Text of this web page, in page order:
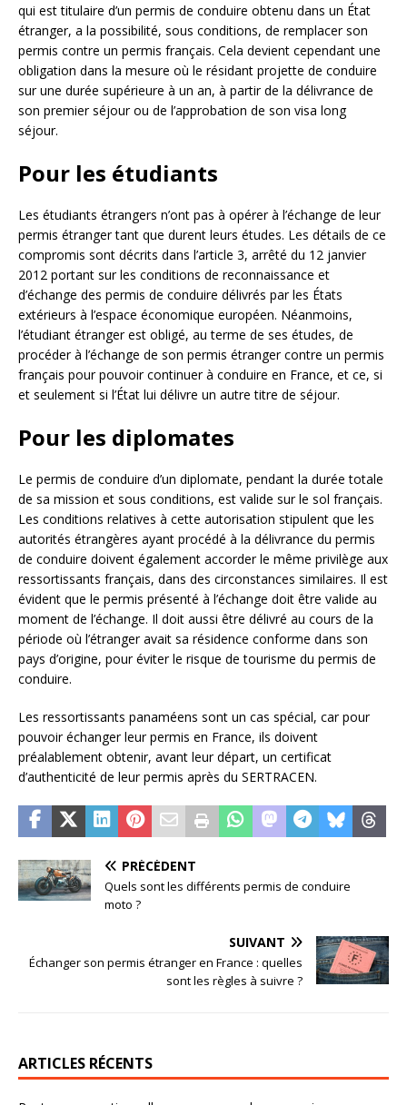
qui est titulaire d’un permis de conduire obtenu dans un État
étranger, a la possibilité, sous conditions, de remplacer son
permis contre un permis français. Cela devient cependant une
obligation dans la mesure où le résidant projette de conduire
sur une durée supérieure à un an, à partir de la délivrance de
son premier séjour ou de l’approbation de son visa long
séjour.
Pour les étudiants
Les étudiants étrangers n’ont pas à opérer à l’échange de leur
permis étranger tant que durent leurs études. Les détails de ce
compromis sont décrits dans l’article 3, arrêté du 12 janvier
2012 portant sur les conditions de reconnaissance et
d’échange des permis de conduire délivrés par les États
extérieurs à l’espace économique européen. Néanmoins,
l’étudiant étranger est obligé, au terme de ses études, de
procéder à l’échange de son permis étranger contre un permis
français pour pouvoir continuer à conduire en France, et ce, si
et seulement si l’État lui délivre un autre titre de séjour.
Pour les diplomates
Le permis de conduire d’un diplomate, pendant la durée totale
de sa mission et sous conditions, est valide sur le sol français.
Les conditions relatives à cette autorisation stipulent que les
autorités étrangères ayant procédé à la délivrance du permis
de conduire doivent également accorder le même privilège aux
ressortissants français, dans des circonstances similaires. Il est
évident que le permis présenté à l’échange doit être valide au
moment de l’échange. Il doit aussi être délivré au cours de la
période où l’étranger avait sa résidence conforme dans son
pays d’origine, pour éviter le risque de tourisme du permis de
conduire.
Les ressortissants panaméens sont un cas spécial, car pour
pouvoir échanger leur permis en France, ils doivent
préalablement obtenir, avant leur départ, un certificat
d’authenticité de leur permis après du SERTRACEN.
PRÉCÉDENT
Quels sont les différents permis de conduire
moto ?
SUIVANT
Échanger son permis étranger en France : quelles
sont les règles à suivre ?
ARTICLES RÉCENTS